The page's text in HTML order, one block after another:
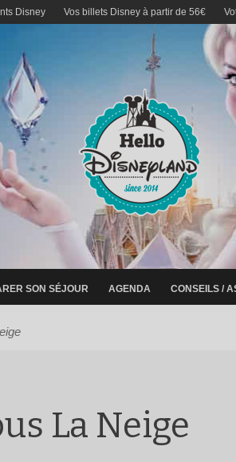
Disney Vos billets Disney à partir de 56€
SON SÉJOUR AGENDA CONSEILS /
La Neige